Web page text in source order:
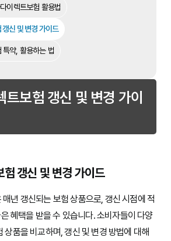
이렉트보험 활용법
신 및 변경 가이드
특약, 활용하는 법
트보험 갱신 및 변경 가이
갱신 및 변경 가이드
년 갱신되는 보험 상품으로, 갱신 시점에 적
혜택을 받을 수 있습니다. 소비자들이 다양
상품을 비교하며, 갱신 및 변경 방법에 대해